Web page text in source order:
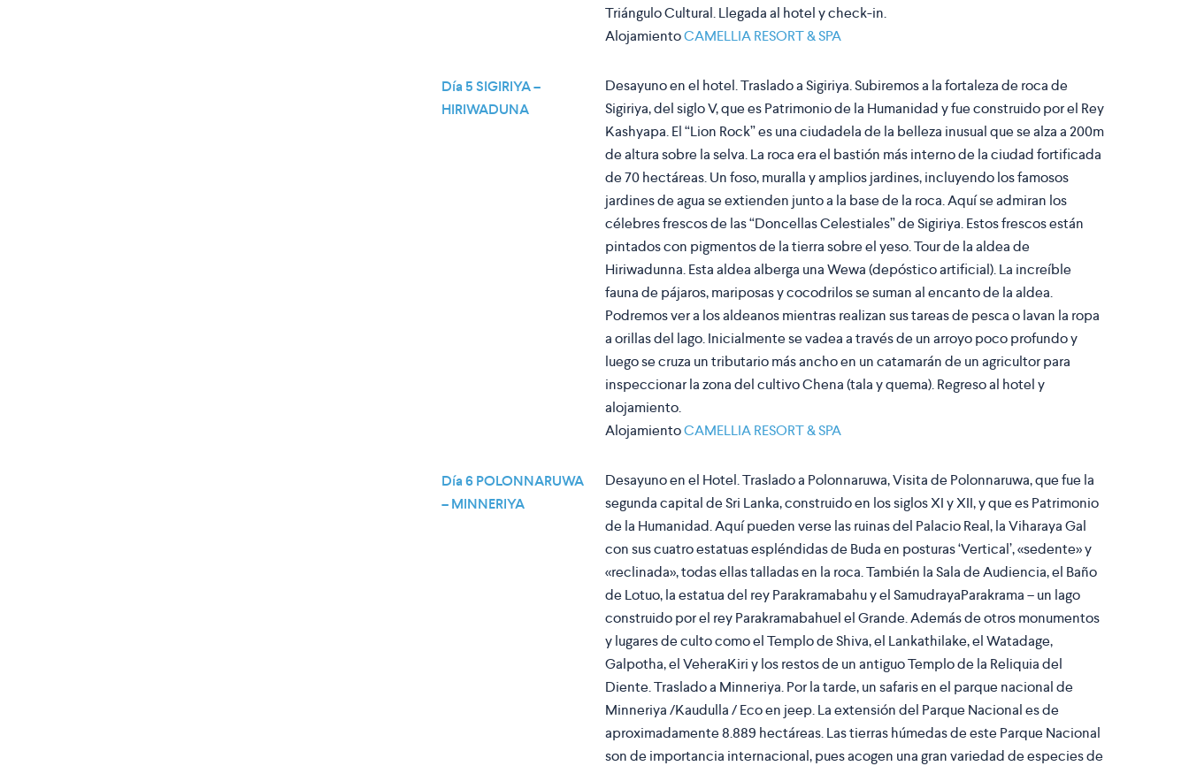
Triángulo Cultural. Llegada al hotel y check-in.
AlojamientoCAMELLIA RESORT & SPA
Día 5 SIGIRIYA –
HIRIWADUNA
Desayuno en el hotel. Traslado a Sigiriya. Subiremos a la fortaleza de roca de
Sigiriya, del siglo V, que es Patrimonio de la Humanidad y fue construido por el Rey
Kashyapa. El “Lion Rock” es una ciudadela de la belleza inusual que se alza a 200m
de altura sobre la selva. La roca era el bastión más interno de la ciudad fortificada
de 70 hectáreas. Un foso, muralla y amplios jardines, incluyendo los famosos
jardines de agua se extienden junto a la base de la roca. Aquí se admiran los
célebres frescos de las “Doncellas Celestiales” de Sigiriya. Estos frescos están
pintados con pigmentos de la tierra sobre el yeso.Tour de la aldea de
Hiriwadunna. Esta aldea alberga una Wewa (depóstico artificial). La increíble
fauna de pájaros, mariposas y cocodrilos se suman al encanto de la aldea.
Podremos ver a los aldeanos mientras realizan sus tareas de pesca o lavan la ropa
a orillas del lago. Inicialmente se vadea a través de un arroyo poco profundo y
luego se cruza un tributario más ancho en un catamarán de un agricultor para
inspeccionar la zona del cultivo Chena (tala y quema). Regreso al hotel y
alojamiento.
AlojamientoCAMELLIA RESORT & SPA
Día 6 POLONNARUWA
– MINNERIYA
Desayuno en el Hotel. Traslado a Polonnaruwa, Visita de Polonnaruwa, que fue la
segunda capital de Sri Lanka, construido en los siglos XI y XII, y que es Patrimonio
de la Humanidad. Aquí pueden verse las ruinas del Palacio Real, la Viharaya Gal
con sus cuatro estatuas espléndidas de Buda en posturas ‘Vertical’, «sedente» y
«reclinada», todas ellas talladas en la roca. También la Sala de Audiencia, el Baño
de Lotuo, la estatua del rey Parakramabahu y el SamudrayaParakrama – un lago
construido por el rey Parakramabahuel el Grande. Además de otros monumentos
y lugares de culto como el Templo de Shiva, el Lankathilake, el Watadage,
Galpotha, el VeheraKiri y los restos de un antiguo Templo de la Reliquia del
Diente. Traslado a Minneriya. Por la tarde, un safaris en el parque nacional de
Minneriya /Kaudulla / Eco en jeep. La extensión del Parque Nacional es de
aproximadamente 8.889 hectáreas. Las tierras húmedas de este Parque Nacional
son de importancia internacional, pues acogen una gran variedad de especies de